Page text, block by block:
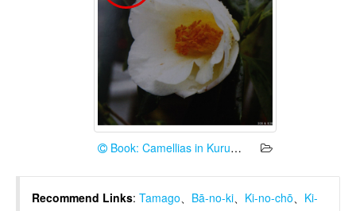
Book: Camellias in Kurume 2010
Recommend Links: Tamago、 Bā-no-ki、 Ki-no-chō、 Ki-